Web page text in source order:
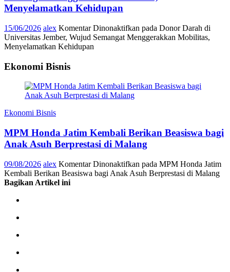
Menyelamatkan Kehidupan
15/06/2026 alex Komentar Dinonaktifkan pada Donor Darah di
Universitas Jember, Wujud Semangat Menggerakkan Mobilitas,
Menyelamatkan Kehidupan
Ekonomi Bisnis
Ekonomi Bisnis
MPM Honda Jatim Kembali Berikan Beasiswa bagi
Anak Asuh Berprestasi di Malang
09/08/2026 alex Komentar Dinonaktifkan pada MPM Honda Jatim
Kembali Berikan Beasiswa bagi Anak Asuh Berprestasi di Malang
Bagikan Artikel ini